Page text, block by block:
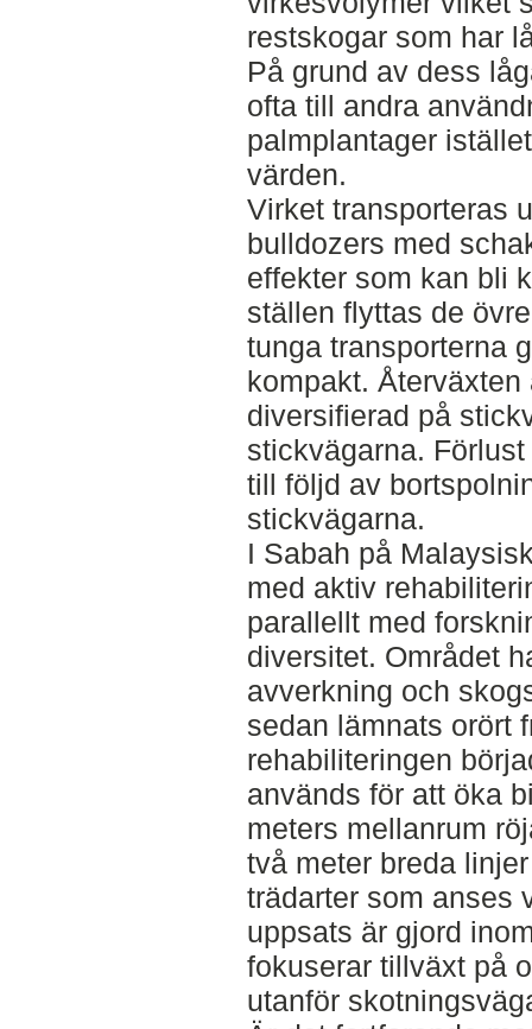
restskogar som har
På grund av dess
ofta till andra
palmplantager
värden.
Virket transporteras
bulldozers med
effekter som kan bli
ställen flyttas de
tunga transporterna
kompakt.
diversifierad på
stickvägarna.
till följd av
stickvägarna.
I Sabah på
med aktiv
parallellt med
diversitet. Området
avverkning och
sedan lämnats orört
rehabiliteringen
används för att öka
meters mellanrum
två meter breda
trädarter som anses
uppsats är gjord
fokuserar tillväxt på
utanför